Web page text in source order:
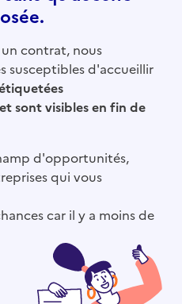
contrat, nous
susceptibles d'accueillir
et sont visibles en fin de
d'opportunités,
qui vous
car il y a moins de